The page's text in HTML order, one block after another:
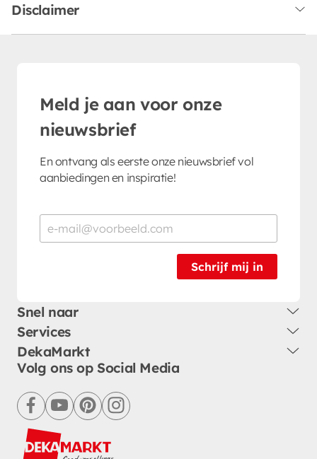
Disclaimer
Meld je aan voor onze
nieuwsbrief
En ontvang als eerste onze nieuwsbrief vol
aanbiedingen en inspiratie!
Schrijf mij in
Snel naar
Services
DekaMarkt
Volg ons op Social Media
facebookyoutubepinterestinstagram